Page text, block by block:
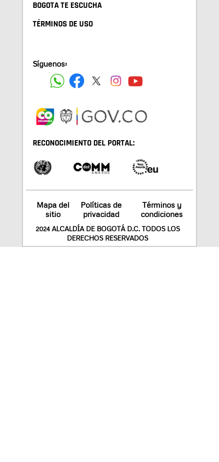
BOGOTA TE ESCUCHA
TÉRMINOS DE USO
Síguenos:
RECONOCIMIENTO DEL PORTAL:
Mapa del
sitio
Políticas de
privacidad
Términos y
condiciones
2024 ALCALDÍA DE BOGOTÁ D.C. TODOS LOS
DERECHOS RESERVADOS